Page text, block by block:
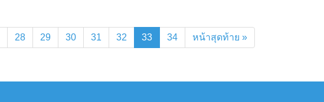
28 29 30 31 32 33(current)
34 หน้าสุดท้าย »